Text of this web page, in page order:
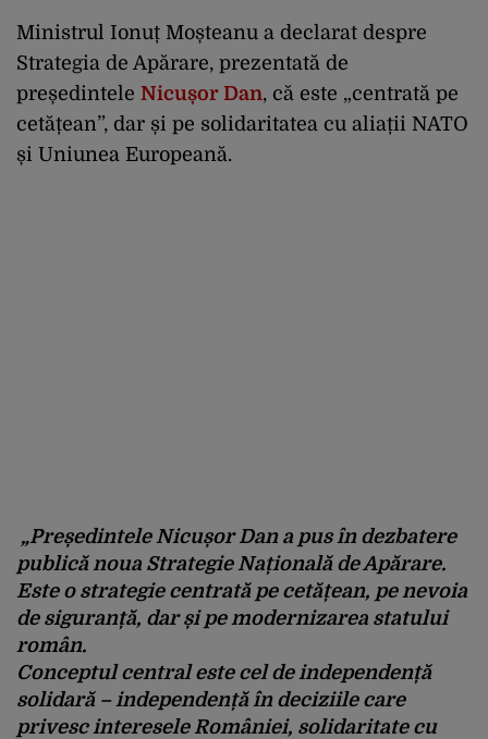
Ministrul Ionuț Moșteanu a declarat despre
Strategia de Apărare, prezentată de
președintele Nicușor Dan, că este „centrată pe
cetățean”, dar și pe solidaritatea cu aliații NATO
și Uniunea Europeană.
„Președintele Nicușor Dan a pus în dezbatere
publică noua Strategie Națională de Apărare.
Este o strategie centrată pe cetățean, pe nevoia
de siguranță, dar și pe modernizarea statului
român.
Conceptul central este cel de independență
solidară – independență în deciziile care
privesc interesele României, solidaritate cu